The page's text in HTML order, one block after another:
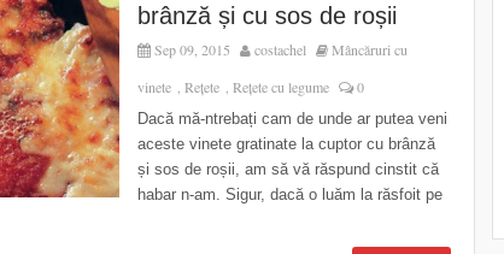
brânză și cu sos de roșii
Sep 09, 2015 costachel
Mâncăruri cu
vinete , Rețete , Rețete cu legume 0
Dacă mă-ntrebați cam de unde ar putea veni
aceste vinete gratinate la cuptor cu brânză
și sos de roșii, am să vă răspund cinstit că
habar n-am. Sigur, dacă o luăm la răsfoit pe